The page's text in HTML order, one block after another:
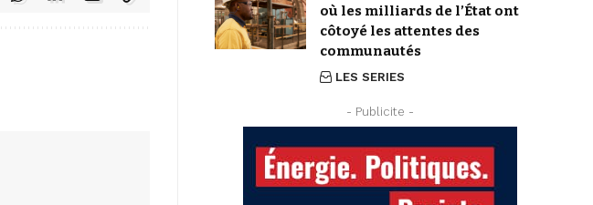
où les milliards de l’État ont
côtoyé les attentes des
communautés
LES SERIES
- Publicite -